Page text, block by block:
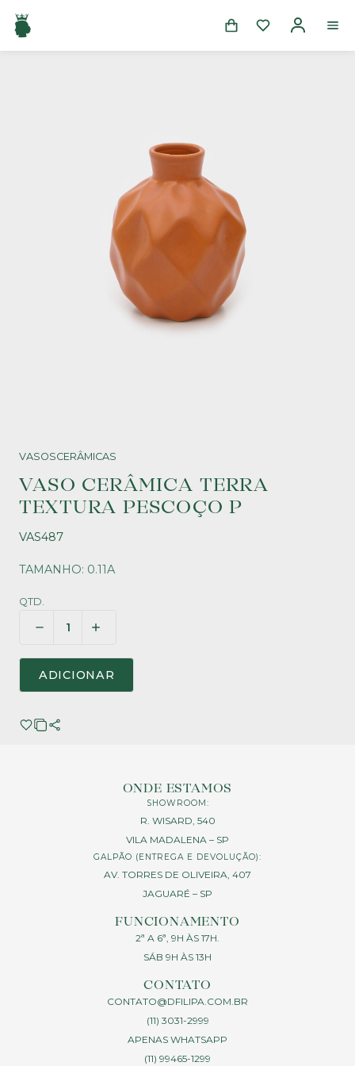
VASOSCERÂMICAS
VASO CERÂMICA TERRA
TEXTURA PESCOÇO P
VAS487
TAMANHO: 0.11A
QTD.
ADICIONAR
ONDE ESTAMOS
SHOWROOM:
R. WISARD, 540
VILA MADALENA – SP
GALPÃO (ENTREGA E DEVOLUÇÃO):
AV. TORRES DE OLIVEIRA, 407
JAGUARÉ – SP
FUNCIONAMENTO
2ª A 6ª, 9H ÀS 17H.
SÁB 9H ÀS 13H
CONTATO
CONTATO@DFILIPA.COM.BR
(11) 3031-2999
APENAS WHATSAPP
(11) 99465-1299